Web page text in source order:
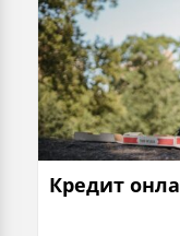
Кредит